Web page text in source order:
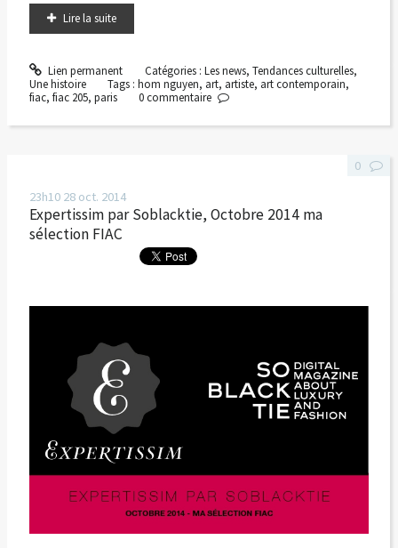
Lire la suite
Lien permanent Catégories : Les news, Tendances culturelles,
Une histoire
Tags :hom nguyen, art, artiste, art contemporain,
fiac, fiac 205, paris 0commentaire
23h10 28 oct. 2014
Expertissim par Soblacktie, Octobre 2014 ma
sélection FIAC
0